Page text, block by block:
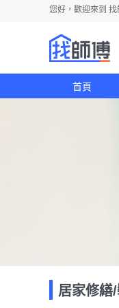
您好，歡迎來到 找
首頁
居家修繕